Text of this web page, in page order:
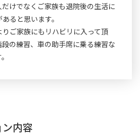
けでなくご家族も退院後の生活に
ると思います。
ご家族にもリハビリに入って頂
の練習、車の助手席に乗る練習な
内容